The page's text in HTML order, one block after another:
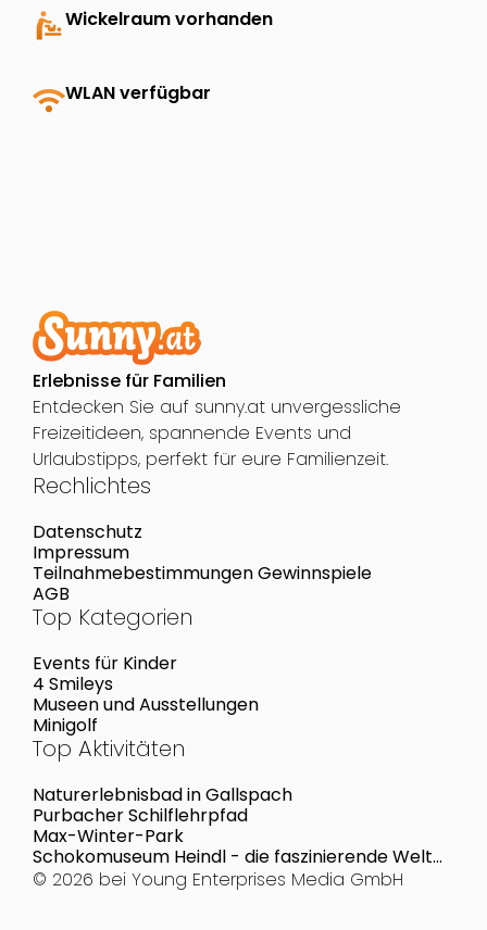
baby_changing_stationWickelraum vorhanden
wifiWLAN verfügbar
Erlebnisse für Familien
Entdecken Sie auf sunny.at unvergessliche
Freizeitideen, spannende Events und
Urlaubstipps, perfekt für eure Familienzeit.
Rechlichtes
Datenschutz
Impressum
Teilnahmebestimmungen Gewinnspiele
AGB
Top Kategorien
Events für Kinder
4 Smileys
Museen und Ausstellungen
Minigolf
Top Aktivitäten
Naturerlebnisbad in Gallspach
Purbacher Schilflehrpfad
Max-Winter-Park
Schokomuseum Heindl - die faszinierende Welt
der Schokolade
© 2026 bei Young Enterprises Media GmbH